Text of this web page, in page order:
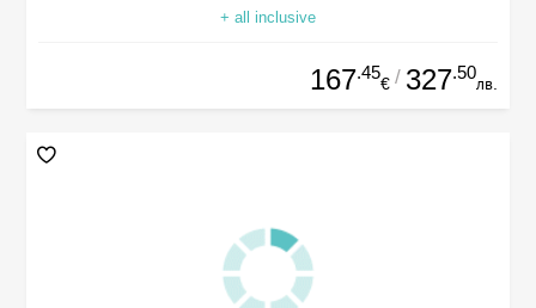
+ all inclusive
167.45
€ / 327.50
лв.